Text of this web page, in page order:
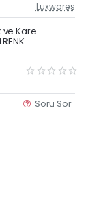
Güncel Fiyat
Luxwares
ve Kare
Soru Sor